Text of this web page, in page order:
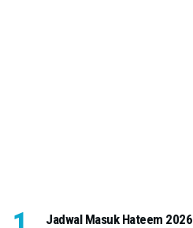
Jadwal Masuk Hateem